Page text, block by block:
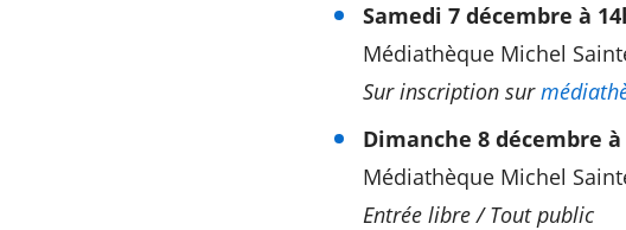
Samedi 7 décembre à
Médiathèque Michel
Sur inscription sur
Dimanche 8 décembre à
Médiathèque Michel
Entrée libre / Tout public